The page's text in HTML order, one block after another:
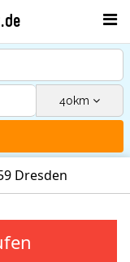
40km
Dresden